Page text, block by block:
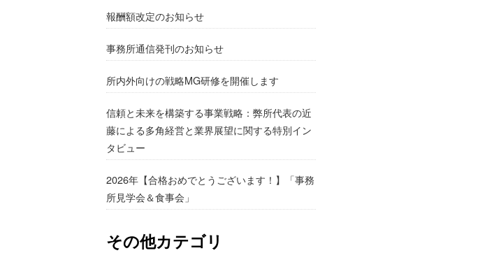
報酬額改定のお知らせ
事務所通信発刊のお知らせ
所内外向けの戦略MG研修を開催します
信頼と未来を構築する事業戦略：弊所代表の近
藤による多角経営と業界展望に関する特別イン
タビュー
2026年【合格おめでとうございます！】「事務
所見学会＆食事会」
その他カテゴリ